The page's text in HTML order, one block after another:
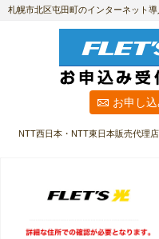
札幌市北区屯田町のインターネット
お申し
NTT西日本・NTT東日本販売代理店